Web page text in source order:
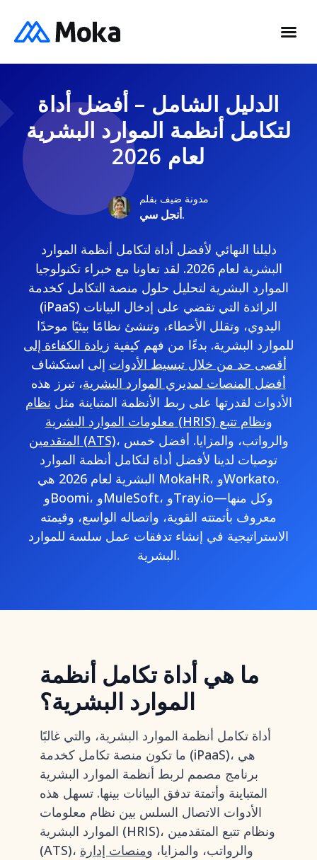
الدليل الشامل – أفضل أداة
لتكامل أنظمة الموارد البشرية
لعام 2026
مدونة ضيف بقلم
أنجل سي.
دليلنا النهائي لأفضل أداة لتكامل أنظمة الموارد
البشرية لعام 2026. لقد تعاونا مع خبراء تكنولوجيا
الموارد البشرية لتحليل حلول منصة التكامل كخدمة
(iPaaS) الرائدة التي تقضي على إدخال البيانات
اليدوي، وتقلل الأخطاء، وتنشئ نظامًا بيئيًا موحدًا
للموارد البشرية. بدءًا من فهم كيفية زيادة الكفاءة إلى
أقصى حد من خلال تبسيط الأدوات إلى استكشاف
أفضل المنصات لمديري الموارد البشرية، تبرز هذه
الأدوات لقدرتها على ربط الأنظمة المتباينة مثل نظام
معلومات الموارد البشرية (HRIS) ونظام تتبع
المتقدمين (ATS)، والرواتب، والمزايا. أفضل خمس
توصيات لدينا لأفضل أداة لتكامل أنظمة الموارد
البشرية لعام 2026 هي MokaHR، وWorkato،
وBoomi، وMuleSoft، وTray.io—وكل منها
معروف بأتمتته القوية، واتصاله الواسع، وقيمته
الاستراتيجية في إنشاء تدفقات عمل سلسة للموارد
البشرية.
ما هي أداة تكامل أنظمة
الموارد البشرية؟
أداة تكامل أنظمة الموارد البشرية، والتي غالبًا
ما تكون منصة تكامل كخدمة (iPaaS)، هي
برنامج مصمم لربط أنظمة الموارد البشرية
المتباينة وأتمتة تدفق البيانات بينها. تسهل هذه
الأدوات الاتصال السلس بين نظام معلومات
الموارد البشرية (HRIS)، ونظام تتبع المتقدمين
(ATS)، والرواتب، والمزايا، ومنصات إدارة